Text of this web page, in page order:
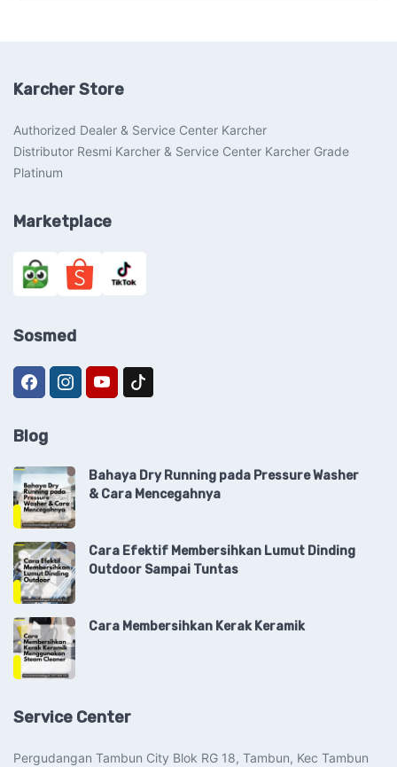
Karcher Store
Authorized Dealer & Service Center Karcher
Distributor Resmi Karcher & Service Center Karcher Grade
Platinum
Marketplace
Sosmed
Blog
Bahaya Dry Running pada Pressure Washer
& Cara Mencegahnya
Cara Efektif Membersihkan Lumut Dinding
Outdoor Sampai Tuntas
Cara Membersihkan Kerak Keramik
Service Center
Pergudangan Tambun City Blok RG 18, Tambun, Kec Tambun